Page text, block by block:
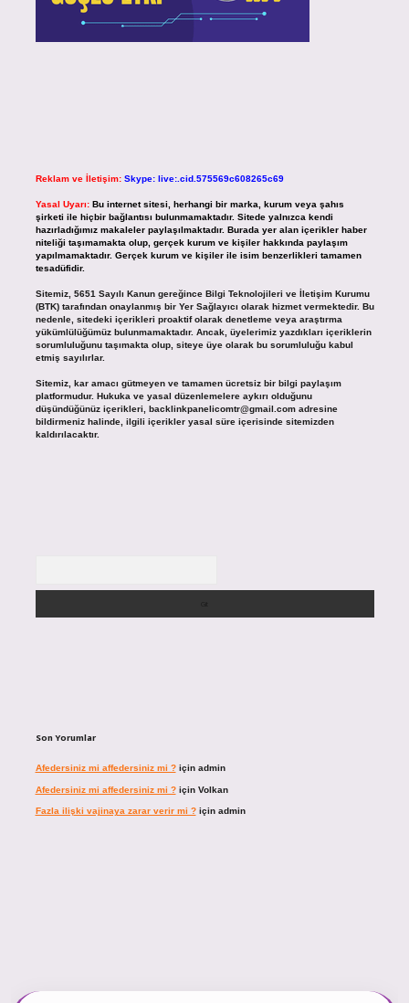
Reklam ve İletişim: Skype: live:.cid.575569c608265c69
Yasal Uyarı: Bu internet sitesi, herhangi bir marka, kurum veya şahıs
şirketi ile hiçbir bağlantısı bulunmamaktadır. Sitede yalnızca kendi
hazırladığımız makaleler paylaşılmaktadır. Burada yer alan içerikler haber
niteliği taşımamakta olup, gerçek kurum ve kişiler hakkında paylaşım
yapılmamaktadır. Gerçek kurum ve kişiler ile isim benzerlikleri tamamen
tesadüfidir.
Sitemiz, 5651 Sayılı Kanun gereğince Bilgi Teknolojileri ve İletişim Kurumu
(BTK) tarafından onaylanmış bir Yer Sağlayıcı olarak hizmet vermektedir. Bu
nedenle, sitedeki içerikleri proaktif olarak denetleme veya araştırma
yükümlülüğümüz bulunmamaktadır. Ancak, üyelerimiz yazdıkları içeriklerin
sorumluluğunu taşımakta olup, siteye üye olarak bu sorumluluğu kabul
etmiş sayılırlar.
Sitemiz, kar amacı gütmeyen ve tamamen ücretsiz bir bilgi paylaşım
platformudur. Hukuka ve yasal düzenlemelere aykırı olduğunu
düşündüğünüz içerikleri, backlinkpanelicomtr@gmail.comadresine
bildirmeniz halinde, ilgili içerikler yasal süre içerisinde sitemizden
kaldırılacaktır.
Son Yorumlar
Afedersiniz mi affedersiniz mi ?için admin
Afedersiniz mi affedersiniz mi ?için Volkan
Fazla ilişki vajinaya zarar verir mi ?için admin